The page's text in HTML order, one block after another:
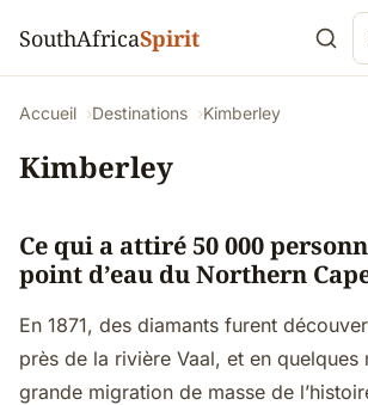
SouthAfricaSpirit
Accueil Destinations Kimberley
Kimberley
Ce qui a attiré 50 000
point d’eau du Northern
En 1871, des diamants furent
près de la rivière Vaal, et en quelques
grande migration de masse de